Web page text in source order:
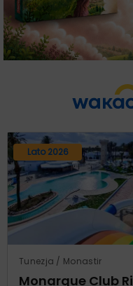
Lato 2026
Tunezja / Monastir